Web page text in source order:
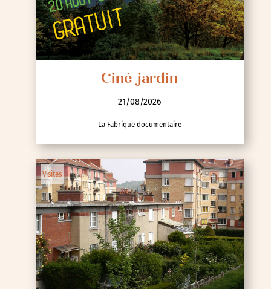
Ciné-jardin
21/08/2026
La Fabrique documentaire
Visites